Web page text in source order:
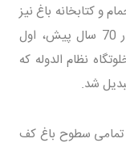
و کتابخانه باغ نیز
مورد بهسازی قرار گرفت. پش از ثبت اثر در 70 سال پیش، اول
نظام الدوله که
شد.
داده شد تا تمامی سطوح باغ کف